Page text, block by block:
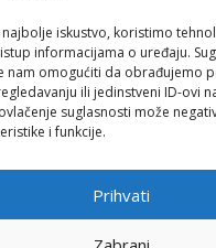
iskustvo, koristimo
informacijama o uređaju.
nam omogućiti da obrađujemo
ili jedinstveni ID-ovi
suglasnosti može
i funkcije.
Prihvati
Email: rimeteoATyahoo.com
Politika privatnosti